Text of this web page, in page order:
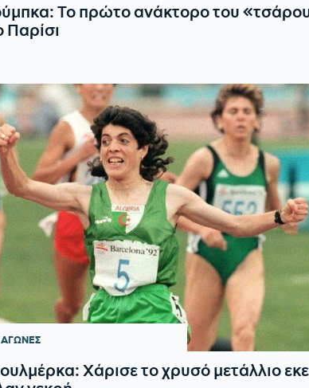
Το πρώτο ανάκτορο του
Παρίσι
ΑΓΩΝΕΣ
Χάρισε το χρυσό μετάλλιο